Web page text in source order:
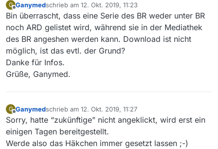
G
Offline
Ganymedschrieb am 12. Okt. 2019, 11:23
zuletzt editiert von
Bin überrascht, dass eine Serie des BR weder unter BR
noch ARD gelistet wird, während sie in der Mediathek
des BR angeshen werden kann. Download ist nicht
möglich, ist das evtl. der Grund?
Danke für Infos.
Grüße, Ganymed.
G
Offline
Ganymedschrieb am 12. Okt. 2019, 11:27
zuletzt editiert von
Sorry, hatte “zukünftige” nicht angeklickt, wird erst ein
einigen Tagen bereitgestellt.
Werde also das Häkchen immer gesetzt lassen ;-)